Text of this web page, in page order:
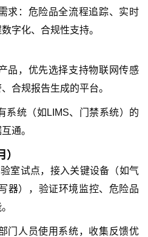
求：危险品全流程追踪、实时
字化、合规性支持。
品，优先选择支持物联网传感
合规报告生成的平台。
系统（如LIMS、门禁系统）的
通。
）
室试点，接入关键设备（如气
器），验证环境监控、危险品
门人员使用系统，收集反馈优